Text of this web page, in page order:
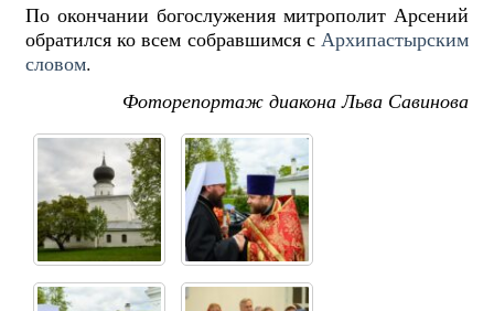
По окончании богослужения митрополит Арсений
обратился ко всем собравшимся сАрхипастырским
словом.
Фоторепортаж диакона Льва Савинова